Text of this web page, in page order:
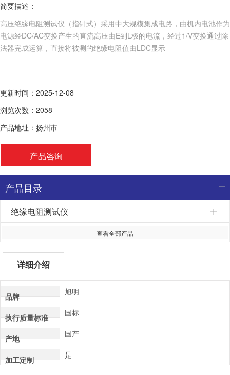
简要描述：
高压绝缘电阻测试仪（指针式）采用中大规模集成电路，由机内电池作为
电源经DC/AC变换产生的直流高压由E到L极的电流，经过1/V变换通过除
法器完成运算，直接将被测的绝缘电阻值由LDC显示
更新时间：2025-12-08
浏览次数：2058
产品地址：扬州市
产品咨询
产品目录
绝缘电阻测试仪
查看全部产品
详细介绍
品牌 旭明
执行质量标准 国标
产地 国产
加工定制 是